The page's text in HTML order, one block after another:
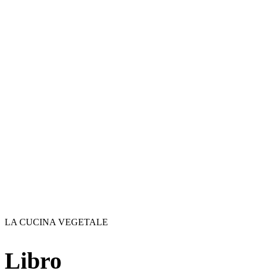
LA CUCINA VEGETALE
Libro